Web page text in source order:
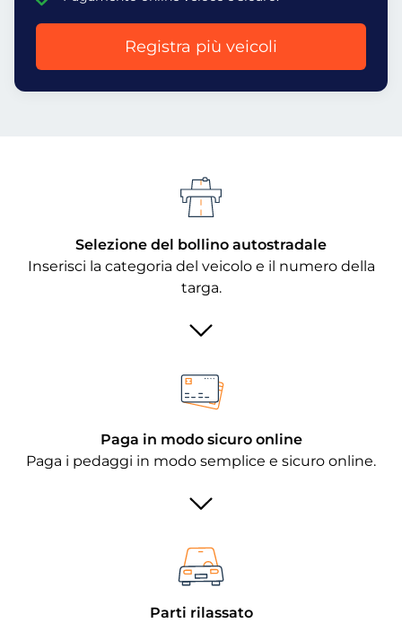
Registra più veicoli
Selezione del bollino autostradale
Inserisci la categoria del veicolo e il numero della
targa.
Paga in modo sicuro online
Paga i pedaggi in modo semplice e sicuro online.
Parti rilassato